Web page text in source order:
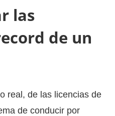
las
de un
real, de las licencias de
de conducir por